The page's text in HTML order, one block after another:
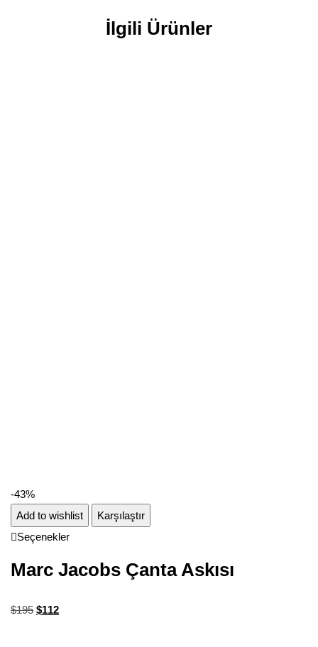
İlgili Ürünler
-43%
Add to wishlist
Karşılaştır
Seçenekler
Marc Jacobs Çanta Askısı
$195 $112